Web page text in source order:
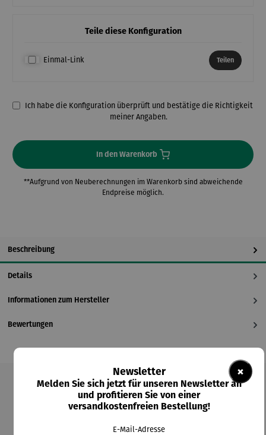
Teile diese Konfiguration
Einmal-Link Teilen
Ich habe die Konfiguration überprüft und bestätige die Richtigkeit
meiner Angaben.
In den Warenkorb
**Aufgrund von Neuberechnungen im Warenkorb sind abweichende
Endpreise möglich.
Beschreibung
Details
Informationen zum Hersteller
Bewertungen
Produktgalerie überspringen
×
Newsletter
Melden Sie sich jetzt für unseren Newsletter an
und profitieren Sie von einer
versandkostenfreien Bestellung!
E-Mail-Adresse